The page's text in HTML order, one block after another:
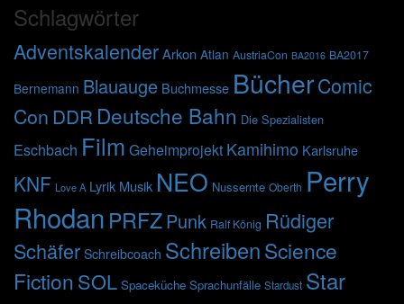
Schlagwörter
AdventskalenderArkon Atlan AustriaCon BA2016 BA2017
Bernemann Blauauge Buchmesse BücherComic
Con DDR Deutsche Bahn Die Spezialisten
Eschbach Film Geheimprojekt Kamihimo Karlsruhe
KNF Love A Lyrik Musik NEO Nussernte Oberth Perry
Rhodan PRFZPunk Ralf König Rüdiger
Schäfer Schreibcoach SchreibenScience
FictionSOL Spaceküche Sprachunfälle Stardust Star